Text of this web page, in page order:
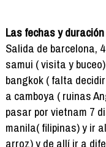
Las fechas y
Salida de barcelona,
samui ( visita y
bangkok ( falta
a camboya ( ruinas
pasar por vietnam 7
manila( filipinas) y ir
arroz) y de allí ir a